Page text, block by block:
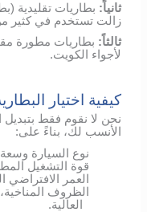
ثانياً: بطاريات تقليدية
زالت تستخدم في كثير
ثالثاً: بطاريات مطورة
لأجواء الكويت.
كيفية اختيار
نحن لا نقوم فقط بتبديل
الأنسب لك، بناءً على:
نوع السيارة
قوة التشغيل
العمر الافتراضي
الظروف
العالية.